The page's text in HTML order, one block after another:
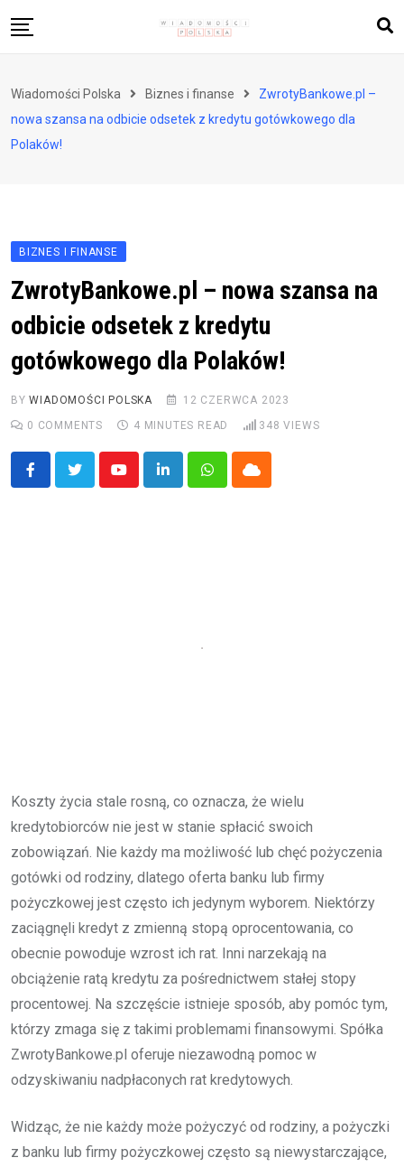
to
Zdrowie i styl życia
Polityka i społeczeństwo
Wiadomości Polska Biznes i finanse
ZwrotyBankowe.pl –
nowa szansa na odbicie odsetek z kredytu gotówkowego dla
Polaków!
BIZNES I FINANSE
ZwrotyBankowe.pl – nowa szansa na
odbicie odsetek z kredytu
gotówkowego dla Polaków!
BYWIADOMOŚCI POLSKA
12 CZERWCA 2023
0 COMMENTS 4 MINUTES READ 348 VIEWS
YoutubeLinkedInWhatsappCloud
Koszty życia stale rosną, co oznacza, że wielu
kredytobiorców nie jest w stanie spłacić swoich
zobowiązań. Nie każdy ma możliwość lub chęć pożyczenia
gotówki od rodziny, dlatego oferta banku lub firmy
pożyczkowej jest często ich jedynym wyborem. Niektórzy
zaciągnęli kredyt z zmienną stopą oprocentowania, co
obecnie powoduje wzrost ich rat. Inni narzekają na
obciążenie ratą kredytu za pośrednictwem stałej stopy
procentowej. Na szczęście istnieje sposób, aby pomóc tym,
którzy zmaga się z takimi problemami finansowymi. Spółka
ZwrotyBankowe.pl oferuje niezawodną pomoc w
odzyskiwaniu nadpłaconych rat kredytowych.
Widząc, że nie każdy może pożyczyć od rodziny, a pożyczki
z banku lub firmy pożyczkowej często są niewystarczające,